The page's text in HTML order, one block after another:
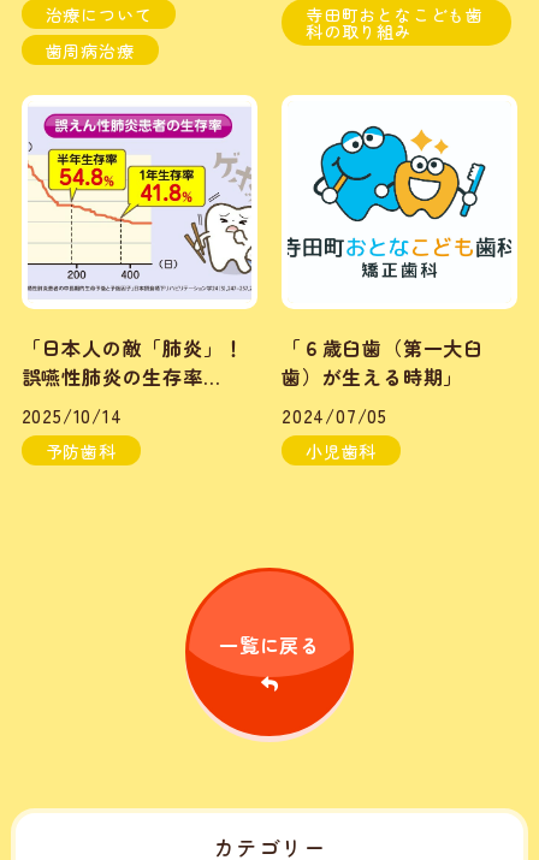
治療について
歯周病治療
寺田町おとなこども歯
科の取り組み
「日本人の敵「肺炎」！
誤嚥性肺炎の生存率
41.8%、その恐るべき真
実」
2025/10/14
予防歯科
「６歳臼歯（第一大臼
歯）が生える時期」
2024/07/05
小児歯科
一覧に戻る
カテゴリー